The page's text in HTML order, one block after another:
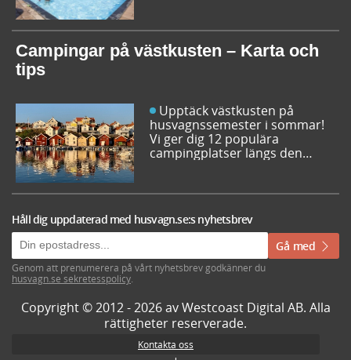
inspireras av campingfolkets
egna favoriter och hitta din
nästa favorit redan idag!
Campingar på västkusten – Karta och
tips
husvagnssemester i sommar!
Vi ger dig 12 populära
campingplatser längs den
campingar längst västkusten
Håll dig uppdaterad med husvagn.se:s nyhetsbrev
Gå med
Genom att prenumerera på vårt nyhetsbrev godkänner du
husvagn.se sekretesspolicy.
Copyright © 2012 - 2026 av Westcoast Digital AB. Alla
rättigheter reserverade.
Kontakta oss